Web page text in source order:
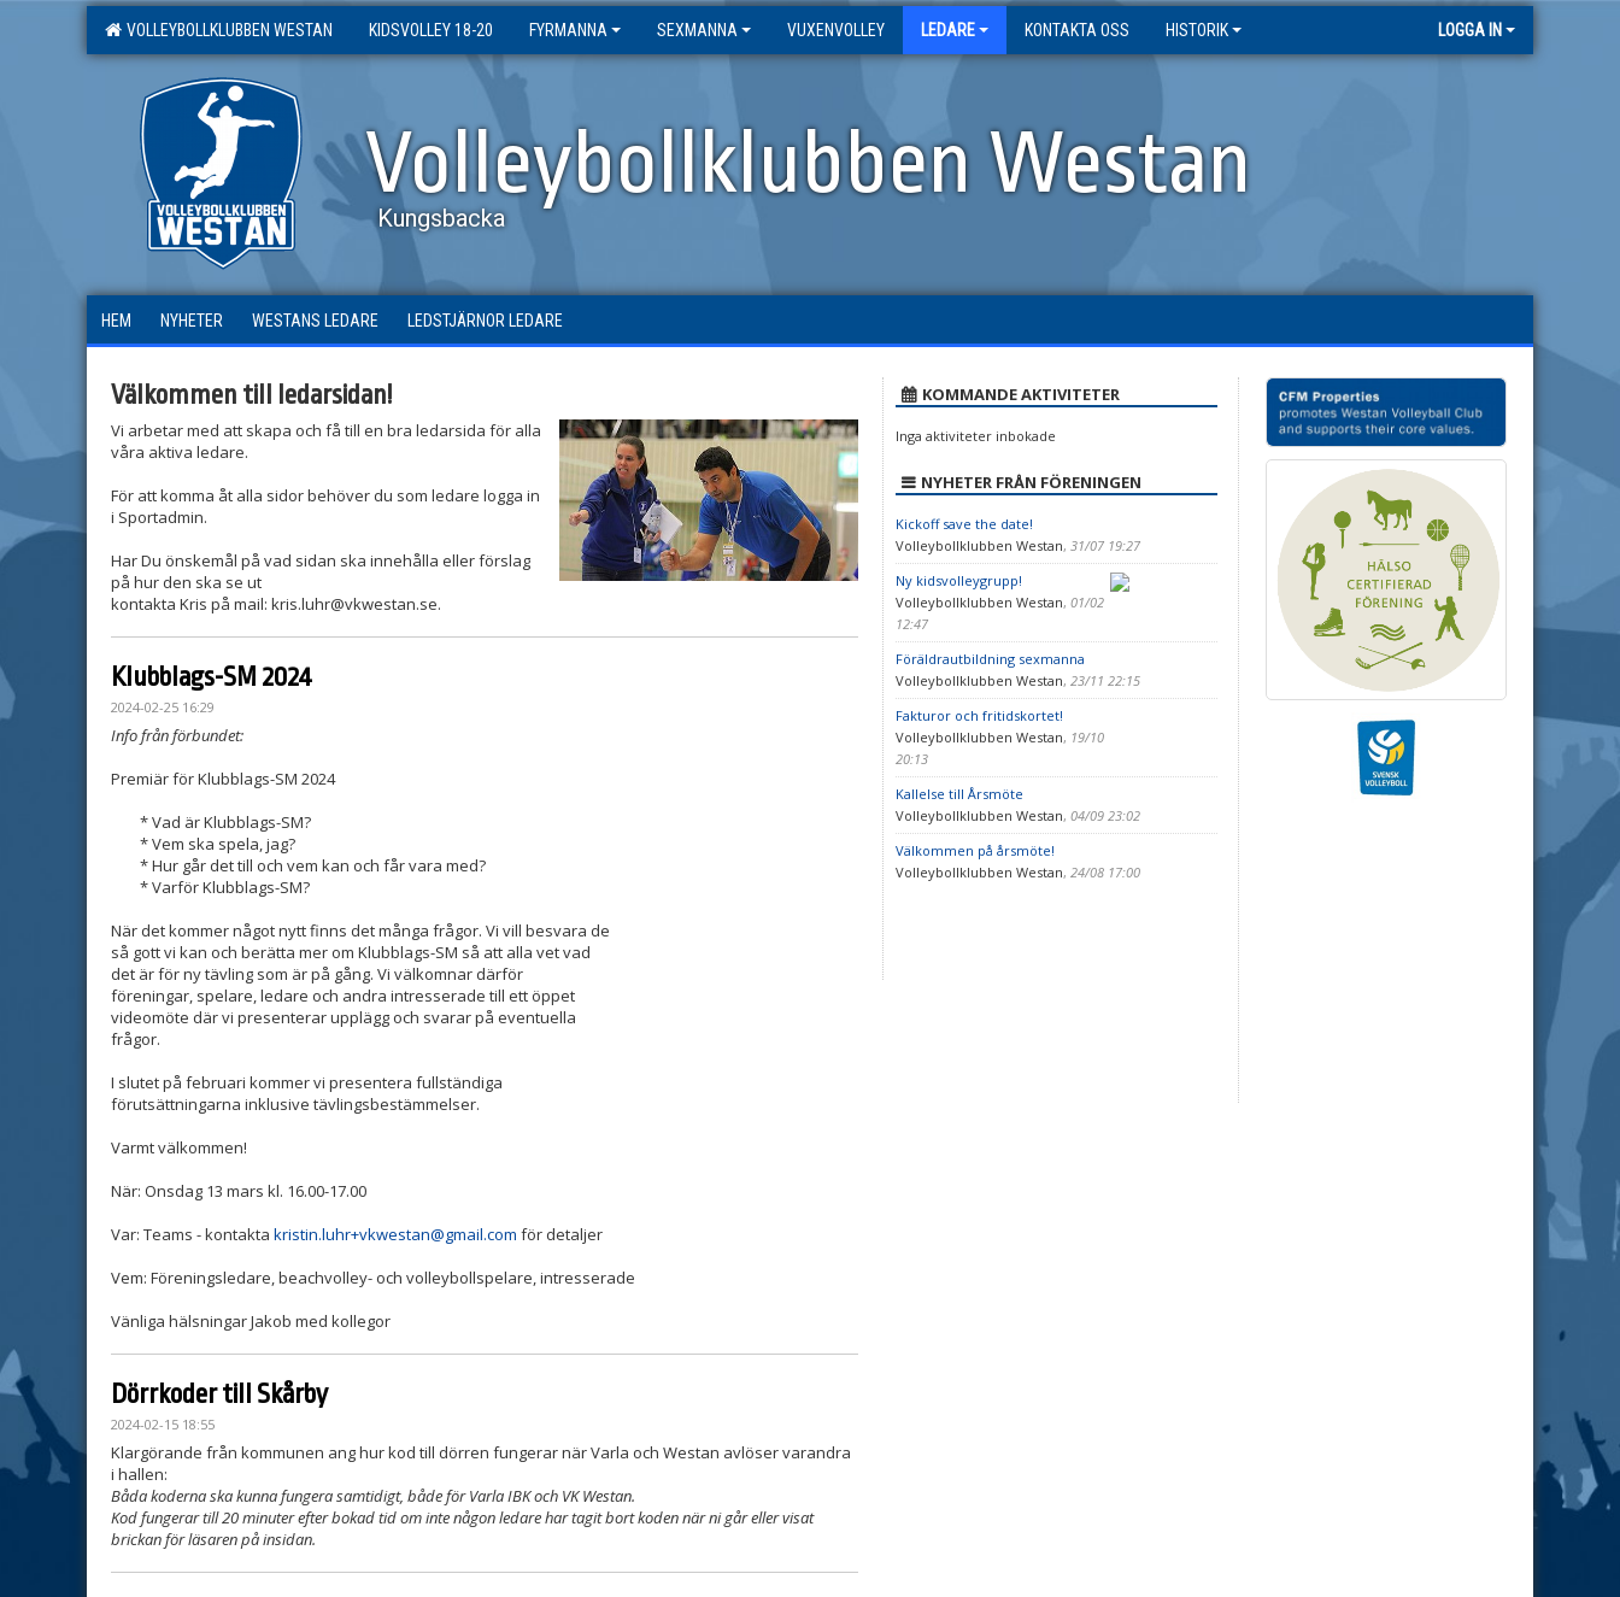
VOLLEYBOLLKLUBBEN WESTAN KIDSVOLLEY 18-20 FYRMANNA SEXMANNA VUXENVOLLEY LEDARE KONTAKTA OSS HISTORIK LOGGA IN
Volleybollklubben Westan
Kungsbacka
HEM NYHETER WESTANS LEDARE LEDSTJÄRNOR LEDARE
Välkommen till ledarsidan!
Vi arbetar med att skapa och få till en bra ledarsida för alla
våra aktiva ledare.
För att komma åt alla sidor behöver du som ledare logga in
i Sportadmin.
Har Du önskemål på vad sidan ska innehålla eller förslag
på hur den ska se ut
kontakta Kris på mail: kris.luhr@vkwestan.se.
Klubblags-SM 2024
2024-02-25 16:29
Info från förbundet:
Premiär för Klubblags-SM 2024
* Vad är Klubblags-SM?
* Vem ska spela, jag?
* Hur går det till och vem kan och får vara med?
* Varför Klubblags-SM?
När det kommer något nytt finns det många frågor. Vi vill besvara de
så gott vi kan och berätta mer om Klubblags-SM så att alla vet vad
det är för ny tävling som är på gång. Vi välkomnar därför
föreningar, spelare, ledare och andra intresserade till ett öppet
videomöte där vi presenterar upplägg och svarar på eventuella
frågor.
I slutet på februari kommer vi presentera fullständiga
förutsättningarna inklusive tävlingsbestämmelser.
Varmt välkommen!
När: Onsdag 13 mars kl. 16.00-17.00
Var: Teams - kontakta kristin.luhr+vkwestan@gmail.com för detaljer
Vem: Föreningsledare, beachvolley- och volleybollspelare, intresserade
Vänliga hälsningar Jakob med kollegor
Dörrkoder till Skårby
2024-02-15 18:55
Klargörande från kommunen ang hur kod till dörren fungerar när Varla och Westan avlöser varandra
i hallen:
Båda koderna ska kunna fungera samtidigt, både för Varla IBK och VK Westan.
Kod fungerar till 20 minuter efter bokad tid om inte någon ledare har tagit bort koden när ni går eller visat
brickan för läsaren på insidan.
KOMMANDE AKTIVITETER
Inga aktiviteter inbokade
NYHETER FRÅN FÖRENINGEN
Kickoff save the date!
Volleybollklubben Westan, 31/07 19:27
Ny kidsvolleygrupp!
Volleybollklubben Westan, 01/02
12:47
Föräldrautbildning sexmanna
Volleybollklubben Westan, 23/11 22:15
Fakturor och fritidskortet!
Volleybollklubben Westan, 19/10
20:13
Kallelse till Årsmöte
Volleybollklubben Westan, 04/09 23:02
Välkommen på årsmöte!
Volleybollklubben Westan, 24/08 17:00